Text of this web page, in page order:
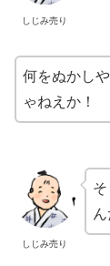
しじみ売り
何をぬかし
ゃねえか！
しじみ売り